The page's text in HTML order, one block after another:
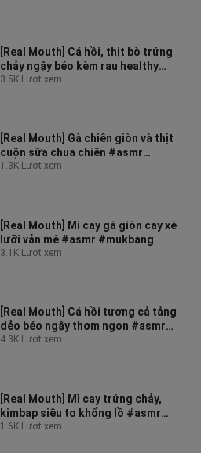
[Real Mouth] Cá hồi, thịt bò trứng
chảy ngậy béo kèm rau healthy
#asmr #mukbang
3.5K Lượt xem
[Real Mouth] Gà chiên giòn và thịt
cuộn sữa chua chiên #asmr
#mukbang
1.3K Lượt xem
[Real Mouth] Mì cay gà giòn cay xé
lưỡi vẫn mê #asmr #mukbang
3.1K Lượt xem
[Real Mouth] Cá hồi tương cả tảng
dẻo béo ngậy thơm ngon #asmr
#mukbang
4.3K Lượt xem
[Real Mouth] Mì cay trứng chảy,
kimbap siêu to khổng lồ #asmr
#mukbang
1.6K Lượt xem